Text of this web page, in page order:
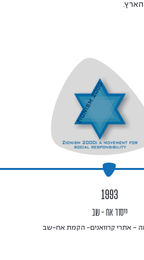
הארץ.
1993
ייסוד אח - שב
- אתרי קרוואנים- הקמת אח-שב